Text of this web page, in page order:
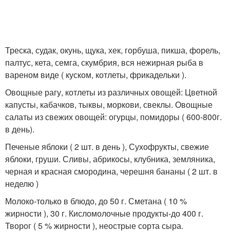
Треска, судак, окунь, щука, хек, горбуша, пикша, форель,
палтус, кета, семга, скумбрия, вся нежирная рыба в
вареном виде ( куском, котлеты, фрикадельки ).
Овощные рагу, котлеты из различных овощей: Цветной
капусты, кабачков, тыквы, моркови, свеклы. Овощные
салаты из свежих овощей: огурцы, помидоры ( 600-800г.
в день).
Печеные яблоки ( 2 шт. в день ), Сухофрукты, свежие
яблоки, груши. Сливы, абрикосы, клубника, земляника,
черная и красная смородина, черешня бананы ( 2 шт. в
неделю )
Молоко-только в блюдо, до 50 г. Сметана ( 10 %
жирности ), 30 г. Кисломолочные продукты-до 400 г.
Творог ( 5 % жирности ), неострые сорта сыра.